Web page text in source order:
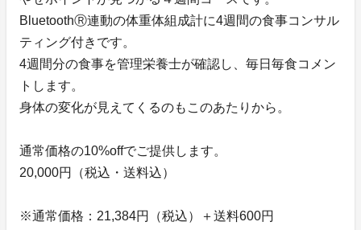
BluetoothⓇ連動の体重体組成計に4週間の食事コンサル
ティング付きです。
4週間分の食事を管理栄養士が確認し、毎日毎食コメン
トします。
身体の変化が見えてくるのもこのあたりから。
通常価格の10%offでご提供します。
20,000円（税込・送料込）
※通常価格：21,384円（税込）＋送料600円